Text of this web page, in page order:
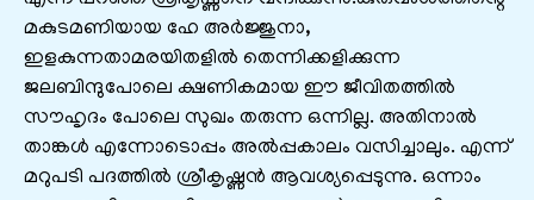
മകുടമണിയായ ഹേ അര്‍ജ്ജുനാ,
ഇളകുന്നതാമരയിതളില്‍ തെന്നിക്കളിക്കുന്ന
ജലബിന്ദുപോലെ ക്ഷണികമായ ഈ ജീവിതത്തില്‍
സൗഹൃദം പോലെ സുഖം തരുന്ന ഒന്നില്ല. അതിനാല്‍
താങ്കള്‍ എന്നോടൊപ്പം അല്‍പ്പകാലം വസിച്ചാലും. എന്ന്
മറുപടി പദത്തില്‍ ശ്രീകൃഷ്ണന്‍ ആവശ്യപ്പെടുന്നു. ഒന്നാം